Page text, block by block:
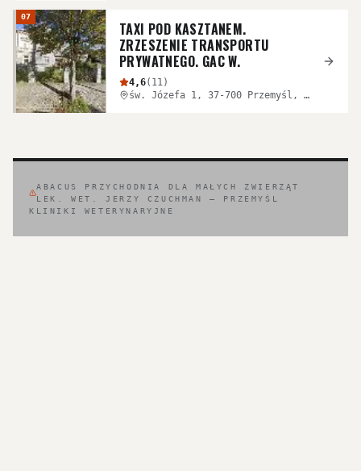
07
TAXI POD KASZTANEM.
ZRZESZENIE TRANSPORTU
PRYWATNEGO. GAC W.
4,6( 11)
św. Józefa 1, 37-700 Przemyśl, Polska
ABACUS PRZYCHODNIA DLA MAŁYCH ZWIERZĄT
LEK. WET. JERZY CZUCHMAN
— PRZEMYŚL
KLINIKI WETERYNARYJNE